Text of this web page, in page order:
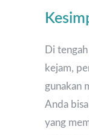
Di
kejam,
gunakan
Anda
yang